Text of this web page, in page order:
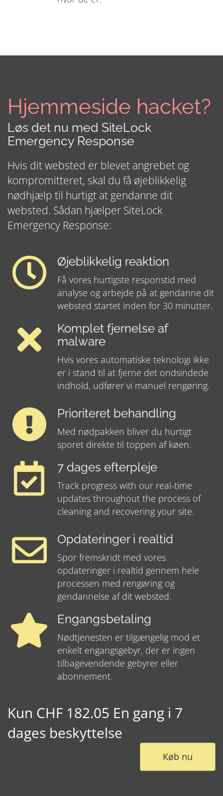
Hjemmeside hacket?
Løs det nu med SiteLock
Emergency Response
Hvis dit websted er blevet angrebet og
kompromitteret, skal du få øjeblikkelig
nødhjælp til hurtigt at gendanne dit
websted. Sådan hjælper SiteLock
Emergency Response:
Øjeblikkelig reaktion
Få vores hurtigste responstid med
analyse og arbejde på at gendanne dit
websted startet inden for 30 minutter.
Komplet fjernelse af
malware
Hvis vores automatiske teknologi ikke
er i stand til at fjerne det ondsindede
indhold, udfører vi manuel rengøring.
Prioriteret behandling
Med nødpakken bliver du hurtigt
sporet direkte til toppen af køen.
7 dages efterpleje
Track progress with our real-time
updates throughout the process of
cleaning and recovering your site.
Opdateringer i realtid
Spor fremskridt med vores
opdateringer i realtid gennem hele
processen med rengøring og
gendannelse af dit websted.
Engangsbetaling
Nødtjenesten er tilgængelig mod et
enkelt engangsgebyr, der er ingen
tilbagevendende gebyrer eller
abonnement.
Kun CHF 182.05 En gang i 7
dages beskyttelse
Køb nu